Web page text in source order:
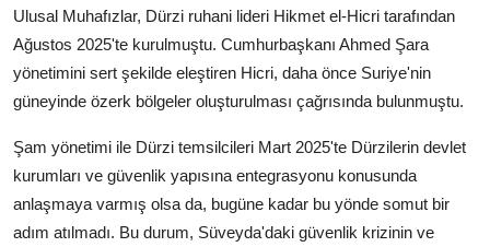
Ulusal Muhafızlar, Dürzi ruhani lideri Hikmet el-Hicri tarafından
Ağustos 2025'te kurulmuştu. Cumhurbaşkanı Ahmed Şara
yönetimini sert şekilde eleştiren Hicri, daha önce Suriye'nin
güneyinde özerk bölgeler oluşturulması çağrısında bulunmuştu.
Şam yönetimi ile Dürzi temsilcileri Mart 2025'te Dürzilerin devlet
kurumları ve güvenlik yapısına entegrasyonu konusunda
anlaşmaya varmış olsa da, bugüne kadar bu yönde somut bir
adım atılmadı. Bu durum, Süveyda'daki güvenlik krizinin ve